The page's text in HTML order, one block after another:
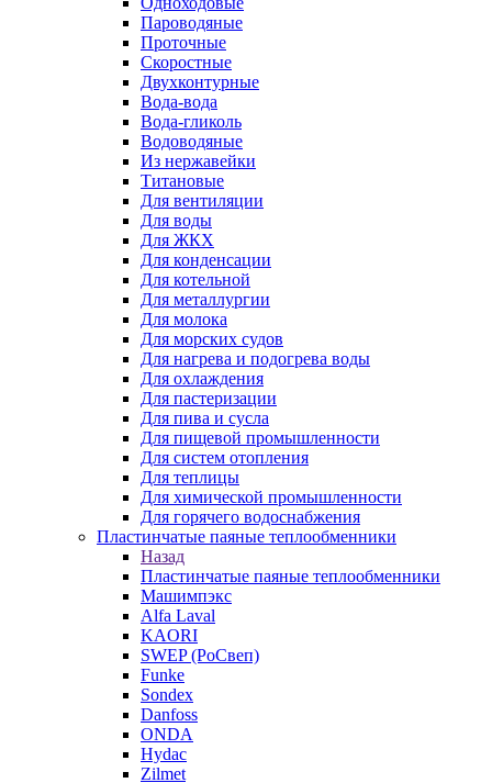
Пароводяные
Проточные
Скоростные
Двухконтурные
Вода-вода
Вода-гликоль
Водоводяные
Из нержавейки
Титановые
Для вентиляции
Для воды
Для ЖКХ
Для конденсации
Для котельной
Для металлургии
Для молока
Для морских судов
Для нагрева и подогрева воды
Для охлаждения
Для пастеризации
Для пива и сусла
Для пищевой промышленности
Для систем отопления
Для теплицы
Для химической промышленности
Для горячего водоснабжения
Пластинчатые паяные теплообменники
Назад
Пластинчатые паяные теплообменники
Машимпэкс
Alfa Laval
KAORI
SWEP (РоСвеп)
Funke
Sondex
Danfoss
ONDA
Hydac
Zilmet